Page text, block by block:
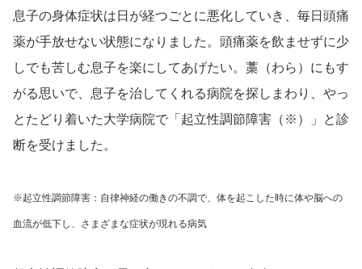
息子の身体症状は日が経つごとに悪化していき、毎日頭痛
薬が手放せない状態になりました。頭痛薬を飲ませずに少
しでも苦しむ息子を楽にしてあげたい。藁（わら）にもす
がる思いで、息子を治してくれる病院を探しまわり、やっ
とたどり着いた大学病院で「起立性調節障害（※）」と診
断を受けました。
※起立性調節障害： 自律神経の働きの不調で、体を起こした時に体や脳への
血流が低下し、さまざまな症状が現れる病気